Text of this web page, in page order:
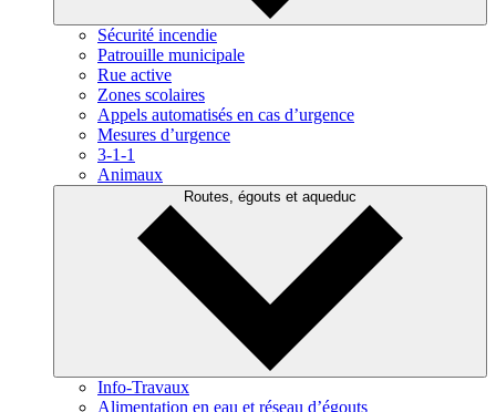
Sécurité incendie
Patrouille municipale
Rue active
Zones scolaires
Appels automatisés en cas d’urgence
Mesures d’urgence
3-1-1
Animaux
Routes, égouts et aqueduc
Info-Travaux
Alimentation en eau et réseau d’égouts